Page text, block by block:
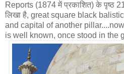
Reports (1874 में प्रकाशित) के पृष्ठ
लिखा है, great square black
and capital of another
is well known, once stood in the